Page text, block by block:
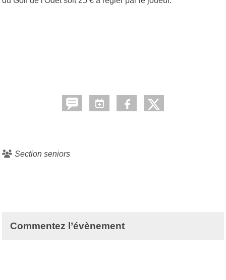
Section seniors
Commentez l’évènement